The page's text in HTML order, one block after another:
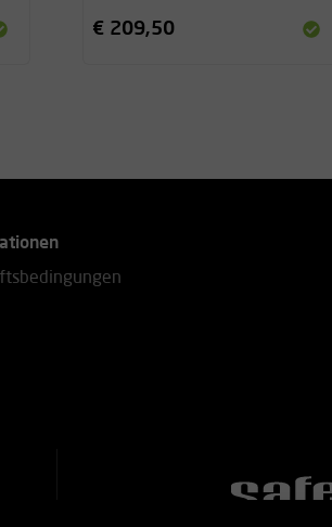
€ 209,50